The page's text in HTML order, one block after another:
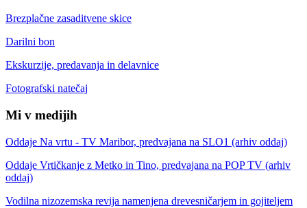
Brezplačne zasaditvene skice
Darilni bon
Ekskurzije, predavanja in delavnice
Fotografski natečaj
Mi v medijih
Oddaje Na vrtu - TV Maribor, predvajana na SLO1 (arhiv oddaj)
Oddaje Vrtičkanje z Metko in Tino, predvajana na POP TV (arhiv
oddaj)
Vodilna nizozemska revija namenjena drevesničarjem in gojiteljem